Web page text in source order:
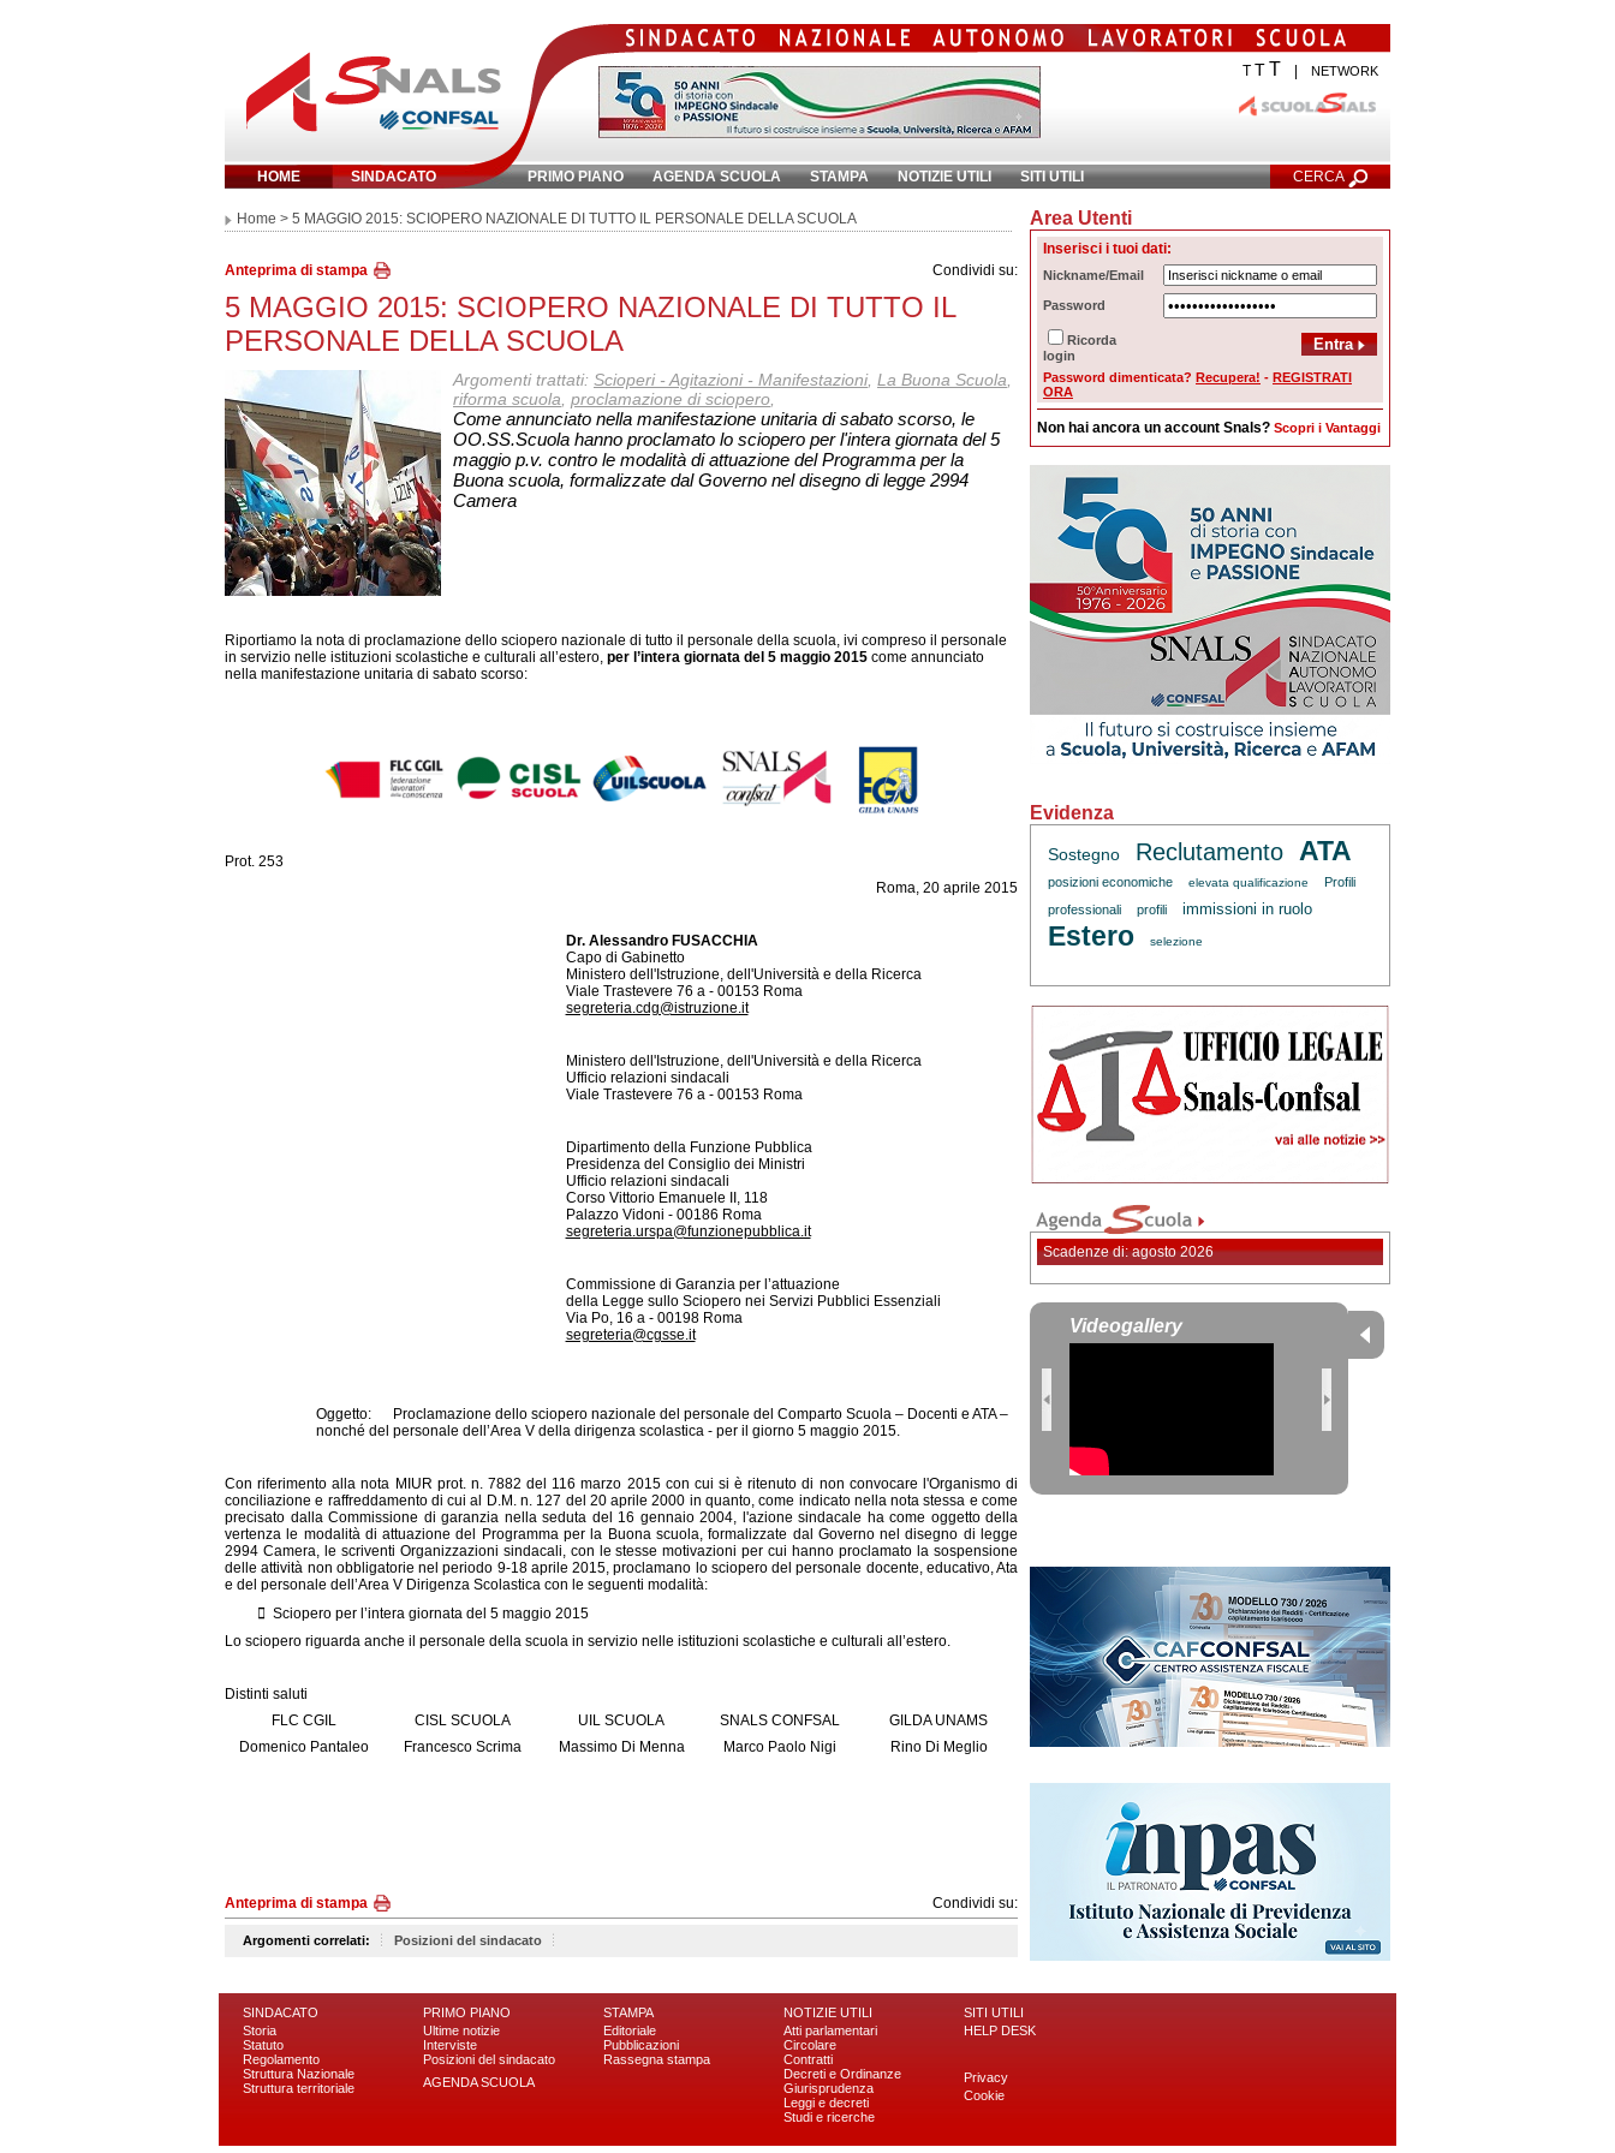
T TT NETWORK
HOME SINDACATO PRIMO PIANO AGENDA SCUOLA STAMPA NOTIZIE UTILI SITI UTILI CERCA
Inserisci parola chiave: Ricerca Avanzata
Home > 5 MAGGIO 2015: SCIOPERO NAZIONALE DI TUTTO IL PERSONALE DELLA SCUOLA
Anteprima di stampa Condividi su:
5 MAGGIO 2015: SCIOPERO NAZIONALE DI TUTTO IL
PERSONALE DELLA SCUOLA
Argomenti trattati: Scioperi - Agitazioni - Manifestazioni, La Buona Scuola
riforma scuola proclamazione di sciopero
Come annunciato nella manifestazione unitaria di sabato scorso, le
OO.SS.Scuola hanno proclamato lo sciopero per l'intera giornata del 5
maggio p.v. contro le modalità di attuazione del Programma per la
Buona scuola, formalizzate dal Governo nel disegno di legge 2994
Camera
Riportiamo la nota di proclamazione dello sciopero nazionale di tutto il personale della scuola, ivi compreso il personale
in servizio nelle istituzioni scolastiche e culturali all’estero, per l’intera giornata del 5 maggio 2015 come annunciato
nella manifestazione unitaria di sabato scorso:
Prot. 253
Roma, 20 aprile 2015
Dr. Alessandro FUSACCHIA
Capo di Gabinetto
Ministero dell'Istruzione, dell'Università e della Ricerca
Viale Trastevere 76 a - 00153 Roma
segreteria.cdg@istruzione.it
Ministero dell'Istruzione, dell'Università e della Ricerca
Ufficio relazioni sindacali
Viale Trastevere 76 a - 00153 Roma
Dipartimento della Funzione Pubblica
Presidenza del Consiglio dei Ministri
Ufficio relazioni sindacali
Corso Vittorio Emanuele II, 118
Palazzo Vidoni - 00186 Roma
segreteria.urspa@funzionepubblica.it
Commissione di Garanzia per l’attuazione
della Legge sullo Sciopero nei Servizi Pubblici Essenziali
Via Po, 16 a - 00198 Roma
segreteria@cgsse.it
Oggetto: Proclamazione dello sciopero nazionale del personale del Comparto Scuola – Docenti e ATA –
nonché del personale dell’Area V della dirigenza scolastica - per il giorno 5 maggio 2015.
Con riferimento alla nota MIUR prot. n. 7882 del 116 marzo 2015 con cui si è ritenuto di non convocare l'Organismo di
conciliazione e raffreddamento di cui al D.M. n. 127 del 20 aprile 2000 in quanto, come indicato nella nota stessa e come
precisato dalla Commissione di garanzia nella seduta del 16 gennaio 2004, l'azione sindacale ha come oggetto della
vertenza le modalità di attuazione del Programma per la Buona scuola, formalizzate dal Governo nel disegno di legge
2994 Camera, le scriventi Organizzazioni sindacali, con le stesse motivazioni per cui hanno proclamato la sospensione
delle attività non obbligatorie nel periodo 9-18 aprile 2015, proclamano lo sciopero del personale docente, educativo, Ata
e del personale dell’Area V Dirigenza Scolastica con le seguenti modalità:
 Sciopero per l’intera giornata del 5 maggio 2015
Lo sciopero riguarda anche il personale della scuola in servizio nelle istituzioni scolastiche e culturali all’estero.
Distinti saluti
FLC CGIL
CISL SCUOLA UIL SCUOLA SNALS CONFSAL
GILDA UNAMS
Domenico Pantaleo
Francesco Scrima Massimo Di Menna Marco Paolo Nigi Rino Di Meglio
Anteprima di stampa Condividi su:
Argomenti correlati: Posizioni del sindacato
Area Utenti
Inserisci i tuoi dati:
Nickname/Email
Password
Ricorda
login
Password dimenticata? Recupera! - REGISTRATI
ORA
Non hai ancora un account Snals? Scopri i Vantaggi
Evidenza
Sostegno Reclutamento ATA
posizioni economiche elevata qualificazione
Profili
professionali
profili immissioni in ruolo
Estero selezione
Scadenze di: agosto 2026
Videogallery
SINDACATO
Storia
Statuto
Regolamento
Struttura Nazionale
Struttura territoriale
PRIMO PIANO
Ultime notizie
Interviste
Posizioni del sindacato
AGENDA SCUOLA
STAMPA
Editoriale
Pubblicazioni
Rassegna stampa
NOTIZIE UTILI
Atti parlamentari
Circolare
Contratti
Decreti e Ordinanze
Giurisprudenza
Leggi e decreti
Studi e ricerche
SITI UTILI
HELP DESK
Privacy
Cookie